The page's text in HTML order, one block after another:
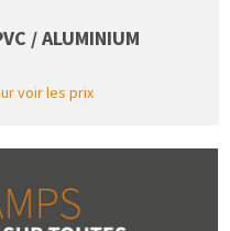
/ ALUMINIUM
voir les prix